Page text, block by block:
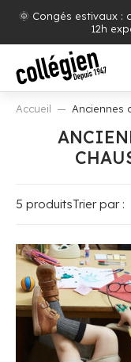
🌞 Congés estivaux :
12h
Accueil Anciennes
5 produitsTrier par :